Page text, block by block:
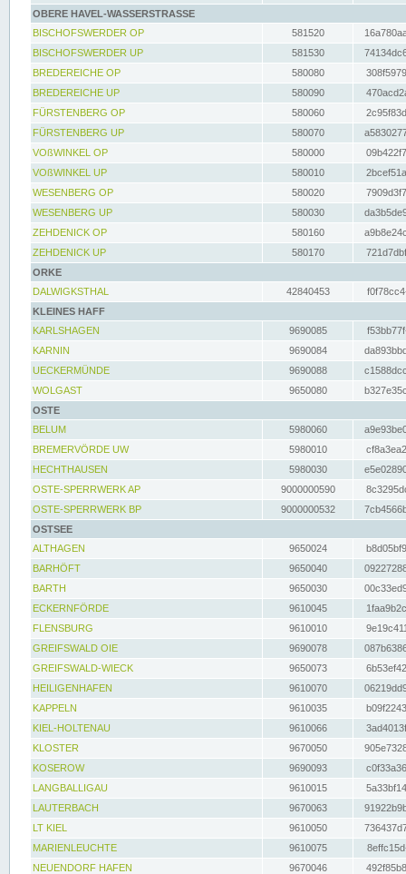
OBERE HAVEL-WASSERSTRASSE
BISCHOFSWERDER OP
581520
BISCHOFSWERDER UP
581530
BREDEREICHE OP
580080
BREDEREICHE UP
580090
FÜRSTENBERG OP
580060
FÜRSTENBERG UP
580070
VOßWINKEL OP
580000
VOßWINKEL UP
580010
WESENBERG OP
580020
WESENBERG UP
580030
ZEHDENICK OP
580160
ZEHDENICK UP
580170
ORKE
DALWIGKSTHAL
42840453
KLEINES HAFF
KARLSHAGEN
9690085
KARNIN
9690084
UECKERMÜNDE
9690088
WOLGAST
9650080
OSTE
BELUM
5980060
BREMERVÖRDE UW
5980010
HECHTHAUSEN
5980030
OSTE-SPERRWERK AP
9000000590
OSTE-SPERRWERK BP
9000000532
OSTSEE
ALTHAGEN
9650024
BARHÖFT
9650040
BARTH
9650030
ECKERNFÖRDE
9610045
FLENSBURG
9610010
GREIFSWALD OIE
9690078
GREIFSWALD-WIECK
9650073
HEILIGENHAFEN
9610070
KAPPELN
9610035
KIEL-HOLTENAU
9610066
KLOSTER
9670050
KOSEROW
9690093
LANGBALLIGAU
9610015
LAUTERBACH
9670063
LT KIEL
9610050
MARIENLEUCHTE
9610075
NEUENDORF HAFEN
9670046